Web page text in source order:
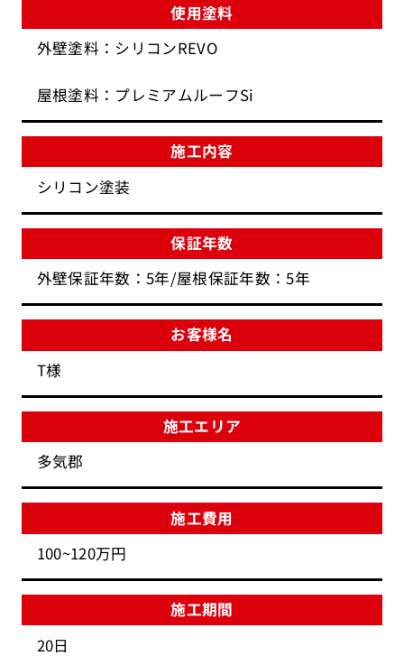
使用塗料
外壁塗料：シリコンREVO
屋根塗料：プレミアムルーフSi
施工内容
シリコン塗装
保証年数
外壁保証年数：5年/屋根保証年数：5年
お客様名
T様
施工エリア
多気郡
施工費用
100~120万円
施工期間
20日